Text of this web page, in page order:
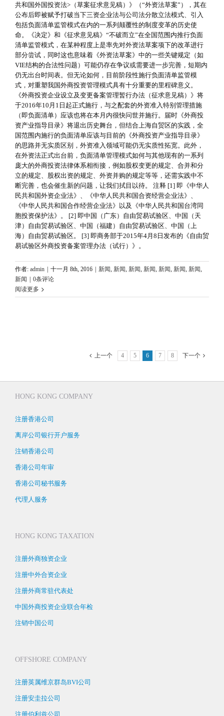
共和国外国投资法>（草案征求意见稿）》（“外资法草案”），其在
公布后即被赋予打破当下三资企业法与公司法分散立法模式、引入
包括负面清单监管模式在内的一系列颠覆性的制度变革的历史使
命。《决定》和《征求意见稿》“不破而立”在全国范围内推行负面
清单监管模式，在某种程度上是率先对外资法草案项下的改革进行
部分尝试，同时这也意味着《外资法草案》中的一些关键规定（如
VIE结构的合法性问题）可能仍存在争议或需要进一步完善，短期内
仍无出台时间表。但无论如何，目前阶段性施行负面清单监管模
式，对重塑我国外商投资管理模式具有十分重要的里程碑意义。
《外商投资企业设立及变更备案管理暂行办法（征求意见稿）》将
于2016年10月1日起正式施行，与之配套的外资准入特别管理措施
（即负面清单）应该也将在本月内很快问世并施行。届时《外商投
资产业指导目录》将退出历史舞台，但结合上海自贸区的实践，全
国范围内施行的负面清单应该与目前的《外商投资产业指导目录》
的思路并无实质区别，外资准入领域可能仍无实质性拓宽。此外，
在外资法正式出台前，负面清单管理模式如何与其他现有的一系列
庞大的外商投资法律体系相衔接，例如股权变更的规定、合并和分
立的规定、股权出资的规定、外资并购的规定等等，还需实践中不
断完善，也会催生新的问题，让我们拭目以待。 注释 [1] 即《中华人
民共和国外资企业法》、《中华人民共和国合资经营企业法》、
《中华人民共和国合作经营企业法》以及《中华人民共和国台湾同
胞投资保护法》。 [2] 即中国（广东）自由贸易试验区、中国（天
津）自由贸易试验区、中国（福建）自由贸易试验区、中国（上
海）自由贸易试验区。 [3] 即商务部于2015年4月8日发布的《自由贸
易试验区外商投资备案管理办法（试行）》。
作者: admin | 十一月 8th, 2016 | 新闻 新闻 新闻 新闻 新闻 新闻 新闻
新闻 | 0条评论
阅读更多
上一个 4 5 6 7 8 下一个
HONG KONG COMPANY
注册香港公司
离岸公司银行开户服务
注销香港公司
香港公司年审
香港公司秘书服务
代理人服务
HONG KONG TAXATION
注册外商独资企业
注册中外合资企业
注册外商常驻代表处
中国外商投资企业联合年检
注销中国公司
OFFSHORE COMPANY
注册英属维京群岛BVI公司
注册安圭拉公司
注册伯利兹公司